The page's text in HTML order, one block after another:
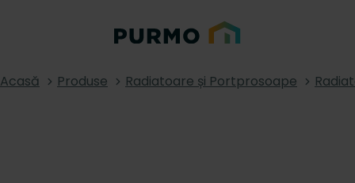
Acasă Produse Radiatoare și Portprosoape